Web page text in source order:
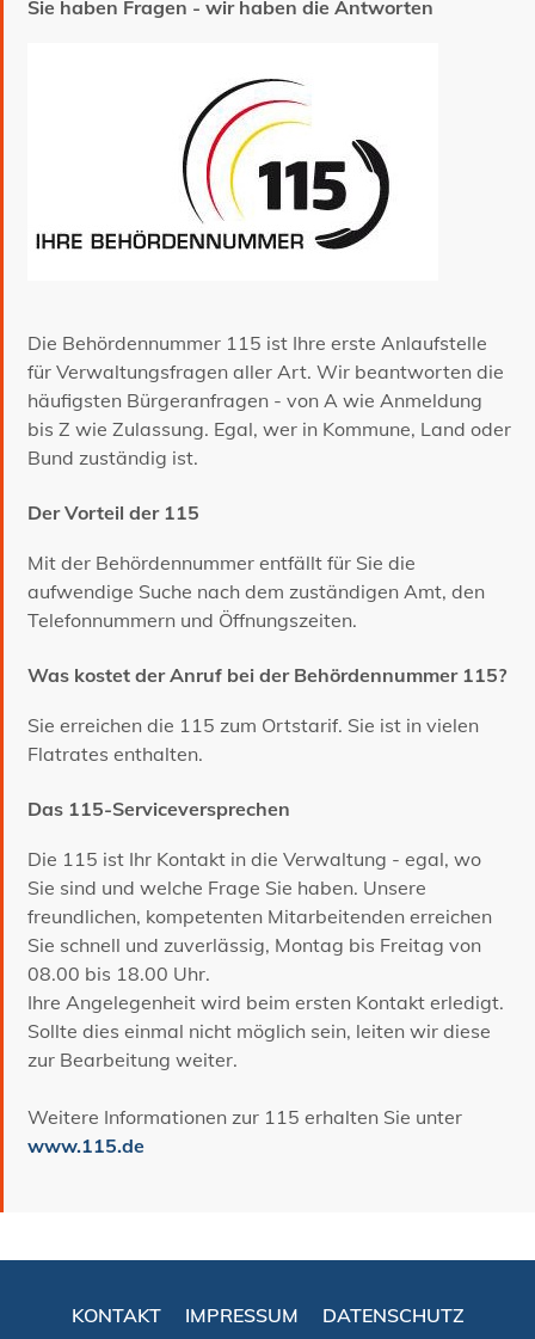
Sie haben Fragen - wir haben die Antworten
Die Behördennummer 115 ist Ihre erste Anlaufstelle
für Verwaltungsfragen aller Art. Wir beantworten die
häufigsten Bürgeranfragen - von A wie Anmeldung
bis Z wie Zulassung. Egal, wer in Kommune, Land oder
Bund zuständig ist.
Der Vorteil der 115
Mit der Behördennummer entfällt für Sie die
aufwendige Suche nach dem zuständigen Amt, den
Telefonnummern und Öffnungszeiten.
Was kostet der Anruf bei der Behördennummer 115?
Sie erreichen die 115 zum Ortstarif. Sie ist in vielen
Flatrates enthalten.
Das 115-Serviceversprechen
Die 115 ist Ihr Kontakt in die Verwaltung - egal, wo
Sie sind und welche Frage Sie haben. Unsere
freundlichen, kompetenten Mitarbeitenden erreichen
Sie schnell und zuverlässig, Montag bis Freitag von
08.00 bis 18.00 Uhr.
Ihre Angelegenheit wird beim ersten Kontakt erledigt.
Sollte dies einmal nicht möglich sein, leiten wir diese
zur Bearbeitung weiter.
Weitere Informationen zur 115 erhalten Sie unter
www.115.de
KONTAKT IMPRESSUM
DATENSCHUTZ